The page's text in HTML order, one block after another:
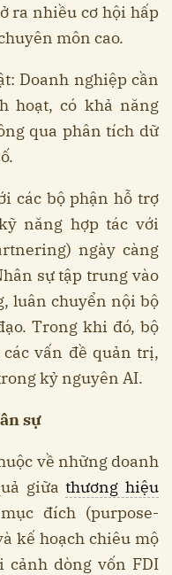
ra nhiều cơ hội hấp
môn cao.
Doanh nghiệp cần
hoạt, có khả năng
qua phân tích dữ
các bộ phận hỗ trợ
năng hợp tác với
ngày càng
sự tập trung vào
luân chuyển nội bộ
Trong khi đó, bộ
vấn đề quản trị,
kỷ nguyên AI.
sự
về những doanh
giữathương hiệu
đích (purpose-
kế hoạch chiêu mộ
cảnh dòng vốn FDI